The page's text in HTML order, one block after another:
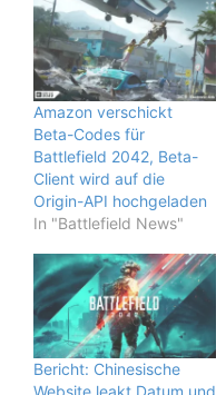
Amazon verschickt
Beta-Codes für
Battlefield 2042, Beta-
Client wird auf die
Origin-API hochgeladen
In "Battlefield News"
Bericht: Chinesische
Website leakt Datum und